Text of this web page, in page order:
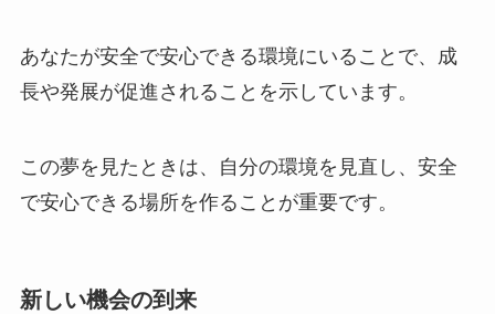
あなたが安全で安心できる環境にいることで、成
長や発展が促進されることを示しています。
この夢を見たときは、自分の環境を見直し、安全
で安心できる場所を作ることが重要です。
新しい機会の到来